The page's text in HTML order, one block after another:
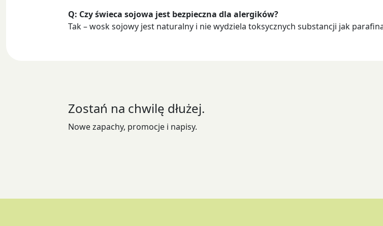
Q: Czy świeca sojowa jest bezpieczna dla alergików?
Tak – wosk sojowy jest naturalny i nie wydziela toksycznych substancji jak
Zostań na chwilę dłużej.
Nowe zapachy, promocje i napisy.